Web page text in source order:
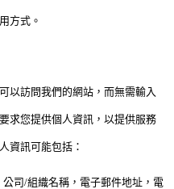
方式。
以訪問我們的網站，而無需輸入
求您提供個人資訊，以提供服務
資訊可能包括：
司/組織名稱，電子郵件地址，電